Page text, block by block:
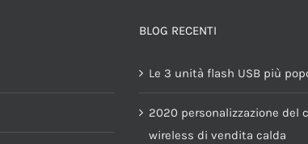
BLOG RECENTI
Le 3 unità flash USB più
2020 personalizzazione del
wireless di vendita calda